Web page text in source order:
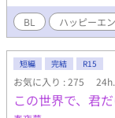
BL ハッピーエ
短編 完結 R15
お気に入り : 275
この世界で、君